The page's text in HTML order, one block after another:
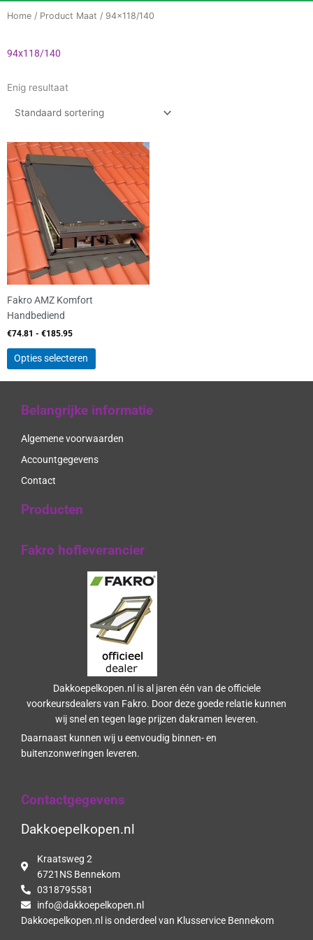
Home / Product Maat / 94x118/140
94x118/140
Enig resultaat
Fakro AMZ Komfort
Handbediend
€74.81 - €185.95
Prijsklasse:
€74.81
tot
€185.95
Opties selecteren
Dit
product
heeft
meerdere
variaties.
Deze
optie
kan
gekozen
worden
Belangrijke informatie
Algemene voorwaarden
Accountgegevens
Contact
Producten
Fakro hofleverancier
Dakkoepelkopen.nl is al jaren één van de officiele
voorkeursdealers van Fakro. Door deze goede relatie kunnen
wij snel en tegen lage prijzen dakramen leveren.
Daarnaast kunnen wij u eenvoudig binnen- en
buitenzonweringen leveren.
Contactgegevens
Dakkoepelkopen.nl
Kraatsweg 2
6721NS Bennekom
0318795581
info@dakkoepelkopen.nl
Dakkoepelkopen.nl is onderdeel van Klusservice Bennekom